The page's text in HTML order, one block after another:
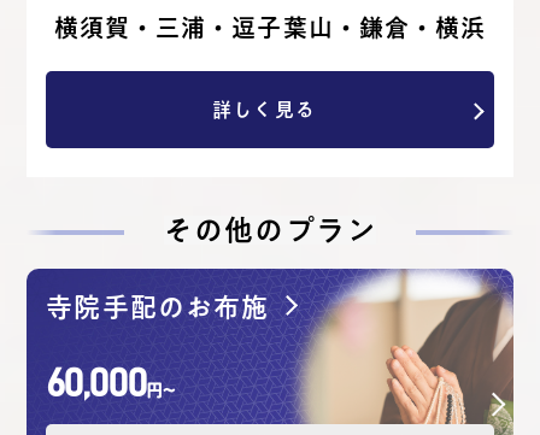
横須賀・三浦・逗子葉山・鎌倉・横浜
詳しく見る
その他のプラン
寺院手配のお布施
60,000円〜